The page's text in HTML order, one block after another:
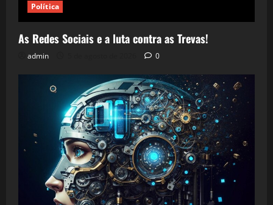
Política
As Redes Sociais e a luta contra as Trevas!
admin 0